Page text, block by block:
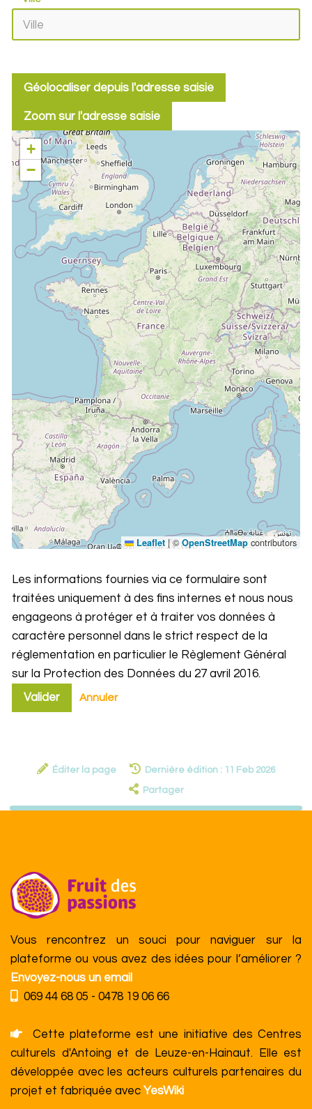
Géolocaliser depuis l'adresse saisie
Zoom sur l'adresse saisie
+
−
Leaflet |©OpenStreetMap contributors
Les informations fournies via ce formulaire sont
traitées uniquement à des fins internes et nous nous
engageons à protéger et à traiter vos données à
caractère personnel dans le strict respect de la
réglementation en particulier le Règlement Général
sur la Protection des Données du 27 avril 2016.
Valider
Annuler
Éditer la page Dernière édition : 11 Feb 2026
Partager
Vous rencontrez un souci pour naviguer sur la
plateforme ou vous avez des idées pour l’améliorer ?
Envoyez-nous un email
069 44 68 05 - 0478 19 06 66
Cette plateforme est une initiative des Centres
culturels d'Antoing et de Leuze-en-Hainaut. Elle est
développée avec les acteurs culturels partenaires du
projet et fabriquée avec YesWiki